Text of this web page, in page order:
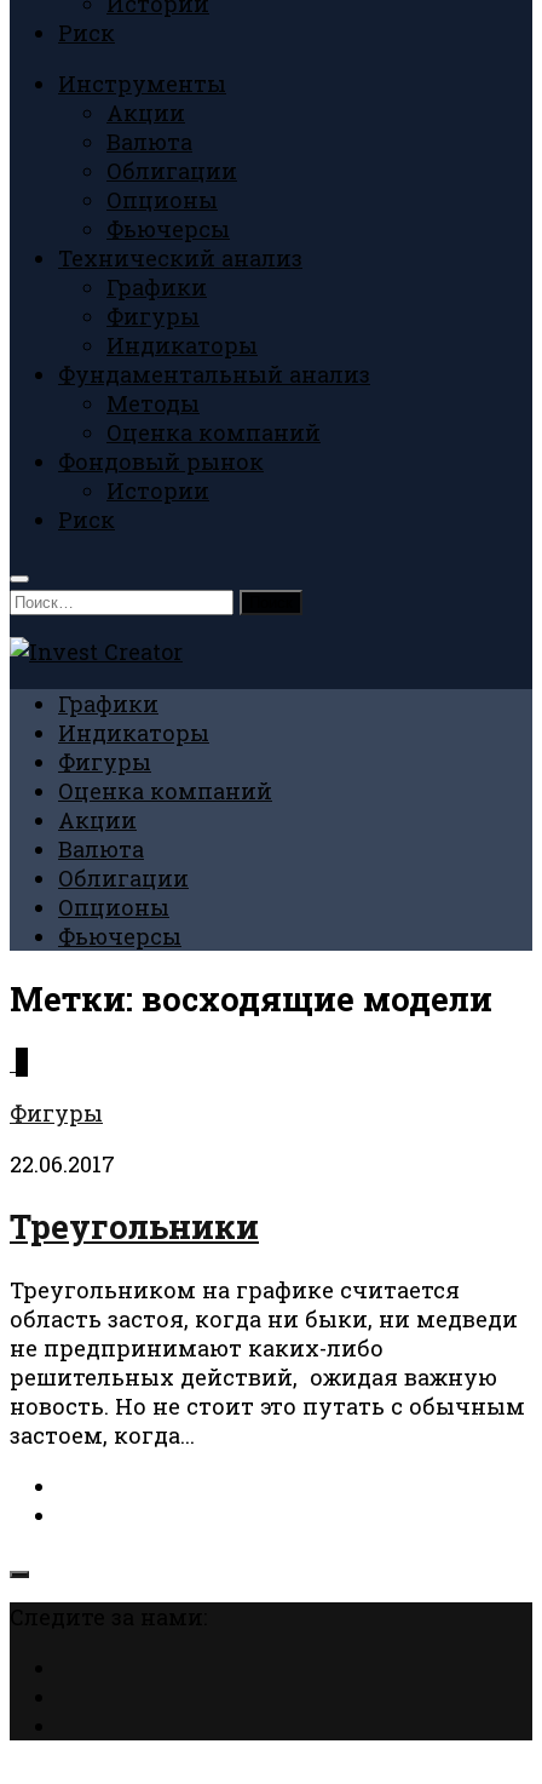
Риск
Инструменты
Акции
Валюта
Облигации
Опционы
Фьючерсы
Технический анализ
Графики
Фигуры
Индикаторы
Фундаментальный анализ
Методы
Оценка компаний
Фондовый рынок
Истории
Риск
Найти:
Графики
Индикаторы
Фигуры
Оценка компаний
Акции
Валюта
Облигации
Опционы
Фьючерсы
Метки: восходящие модели
Фигуры
22.06.2017
Треугольники
Треугольником на графике считается
область застоя, когда ни быки, ни медведи
не предпринимают каких-либо
решительных действий, ожидая важную
новость. Но не стоит это путать с обычным
застоем, когда...